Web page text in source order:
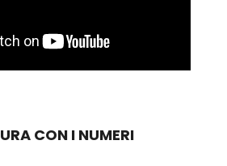
CON I NUMERI